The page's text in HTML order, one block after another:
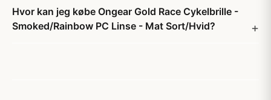
Hvor kan jeg købe Ongear Gold Race Cykelbrille -
Smoked/Rainbow PC Linse - Mat Sort/Hvid?